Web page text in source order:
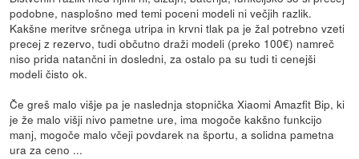
podobne, nasplošno med temi poceni modeli ni večjih razlik.
Kakšne meritve srčnega utripa in krvni tlak pa je žal potrebno vzeti
precej z rezervo, tudi občutno draži modeli (preko 100€) namreč
niso prida natančni in dosledni, za ostalo pa su tudi ti cenejši
modeli čisto ok.
Če greš malo višje pa je naslednja stopnička Xiaomi Amazfit Bip, ki
je že malo višji nivo pametne ure, ima mogoče kakšno funkcijo
manj, mogoče malo včeji povdarek na športu, a solidna pametna
ura za ceno ...